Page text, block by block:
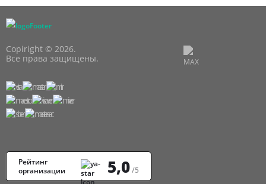
Copiright © 2026.
Все права защищены.
Рейтинг
организации
5,0/5